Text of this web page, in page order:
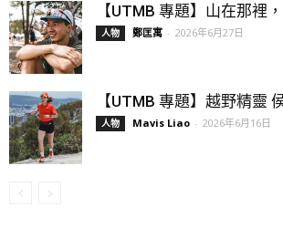
【UTMB 專題】山在那裡
人物 鄭匡寓 - 2026年6月27日
【UTMB 專題】越野精靈
人物 Mavis Liao - 2026年6月16日